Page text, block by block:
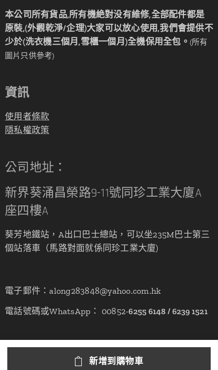
新增到購物車
本公司所有貨品,所有機絶對没有維修,全部配件都是
原裝,(外觀乾淨/企理)大家可以放心使用,我們會提供不
少於(洗衣機三個月,雪櫃一個月)全機保用全包。 (所有
圖片只供參考)
資訊
使用者條款
隱私權政策
公司地址：
新界葵涌昌榮路9-11號同珍工業大廈A
座四樓A
葵芳地鐵站，A出口巴士總站，可以坐235M巴士第三
個站落車（馬路對面就係同珍工業大廈)
電子郵件：along283848@yahoo.com.hk
電話號碼或WhatsApp： 00852-6255 6148 / 6239 1521